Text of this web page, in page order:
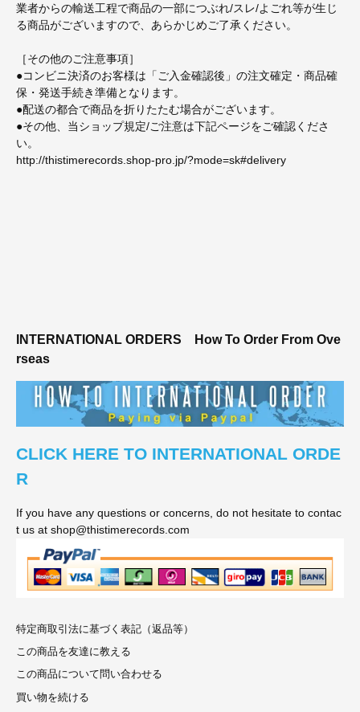
業者からの輸送工程で商品の一部につぶれ/スレ/よごれ等が生じ
る商品がございますので、あらかじめご了承ください。
［その他のご注意事項］
●コンビニ決済のお客様は「ご入金確認後」の注文確定・商品確
保・発送手続き準備となります。
●配送の都合で商品を折りたたむ場合がございます。
●その他、当ショップ規定/ご注意は下記ページをご確認くださ
い。
http://thistimerecords.shop-pro.jp/?mode=sk#delivery
INTERNATIONAL ORDERS How To Order From Ove
rseas
CLICK HERE TO INTERNATIONAL ORDE
R
If you have any questions or concerns, do not hesitate to contac
t us at shop@thistimerecords.com
特定商取引法に基づく表記（返品等）
この商品を友達に教える
この商品について問い合わせる
買い物を続ける